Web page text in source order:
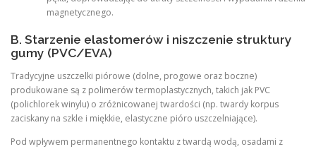
magnetycznego.
B. Starzenie elastomerów i niszczenie struktury
gumy (PVC/EVA)
Tradycyjne uszczelki piórowe (dolne, progowe oraz boczne)
produkowane są z polimerów termoplastycznych, takich jak PVC
(polichlorek winylu) o zróżnicowanej twardości (np. twardy korpus
zaciskany na szkle i miękkie, elastyczne pióro uszczelniające).
Pod wpływem permanentnego kontaktu z twardą wodą, osadami z